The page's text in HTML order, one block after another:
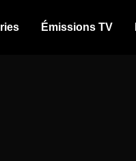
Émissions TV